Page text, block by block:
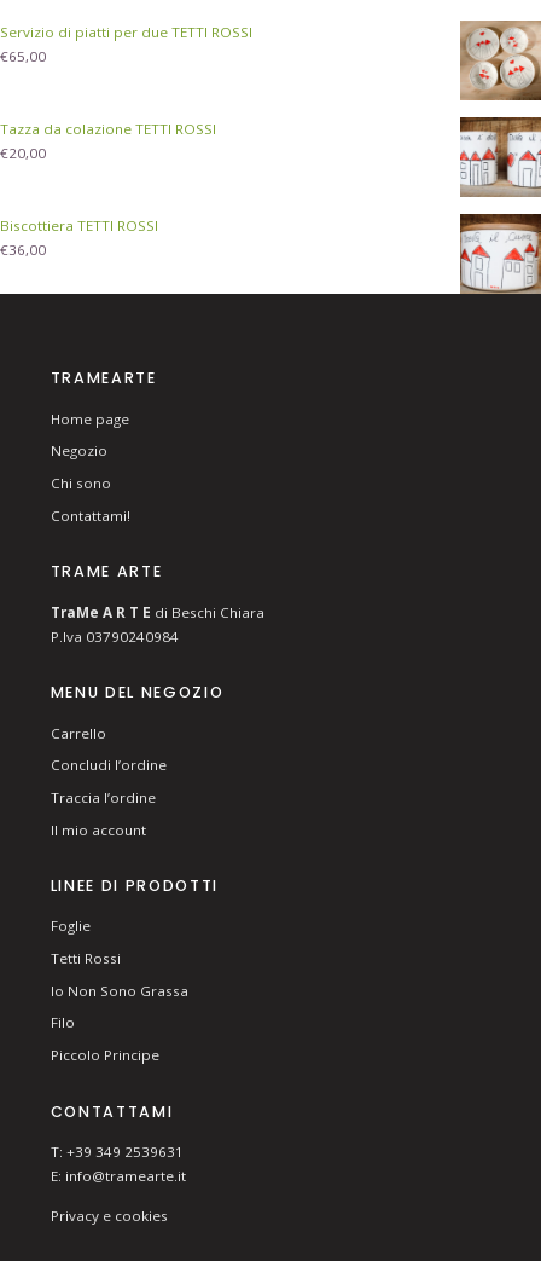
Servizio di piatti per due TETTI ROSSI
€65,00
Tazza da colazione TETTI ROSSI
€20,00
Biscottiera TETTI ROSSI
€36,00
TRAMEARTE
Home page
Negozio
Chi sono
Contattami!
TRAME ARTE
TraMe A R T E di Beschi Chiara
P.Iva 03790240984
MENU DEL NEGOZIO
Carrello
Concludi l’ordine
Traccia l’ordine
Il mio account
LINEE DI PRODOTTI
Foglie
Tetti Rossi
Io Non Sono Grassa
Filo
Piccolo Principe
CONTATTAMI
T: +39 349 2539631
E: info@tramearte.it
Privacy e cookies